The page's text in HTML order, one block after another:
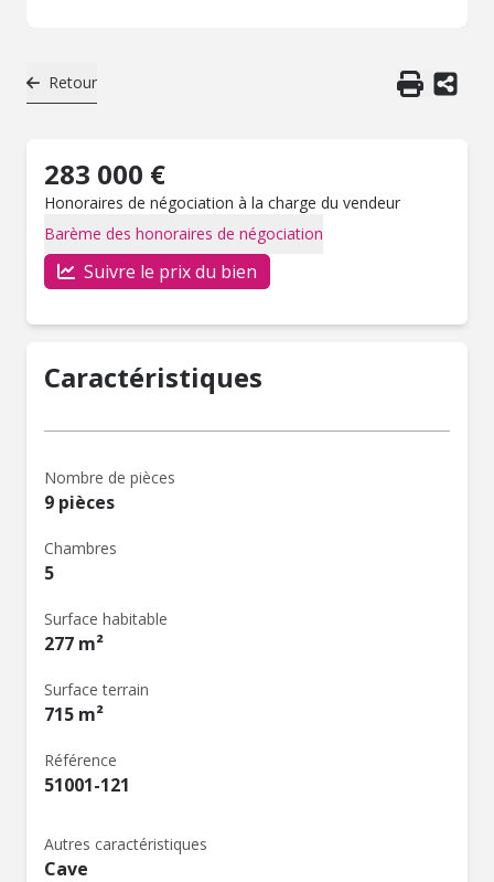
Retour
283 000 €
Honoraires de négociation à la charge du vendeur
Barème des honoraires de négociation
Suivre le prix du bien
Caractéristiques
Nombre de pièces
9 pièces
Chambres
5
Surface habitable
277 m²
Surface terrain
715 m²
Référence
51001-121
Autres caractéristiques
Cave